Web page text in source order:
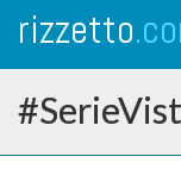
rizzetto